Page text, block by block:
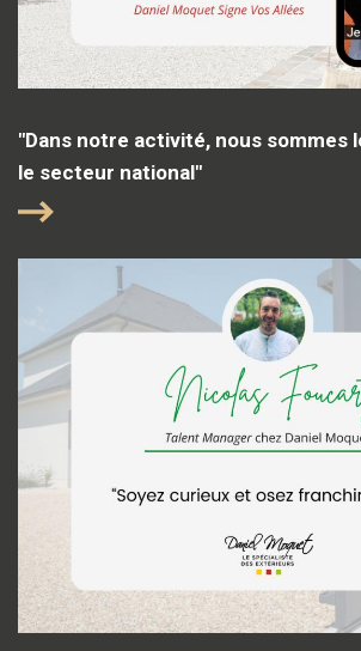
"Dans notre activité, nous sommes
le secteur national"